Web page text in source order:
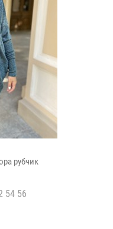
рубчик
54 56